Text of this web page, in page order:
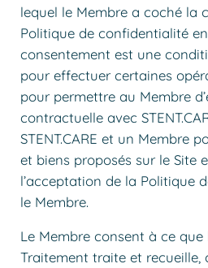
lequel le Membre a coché la
Politique de confidentialité
consentement est une
pour effectuer certaines
pour permettre au Membre
contractuelle avec
STENT.CARE et un Membre
et biens proposés sur le Site
l’acceptation de la Politique
le Membre.
Le Membre consent à ce que
Traitement traite et recueille,